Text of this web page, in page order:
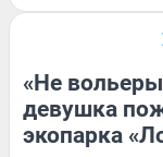
«Не
девушка
экопарка